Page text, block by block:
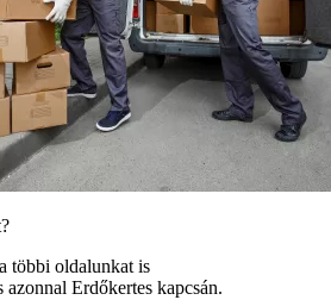
többi oldalunkat is
azonnal Erdőkertes kapcsán.